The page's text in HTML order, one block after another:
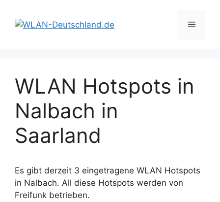
Inhalt
springen
Menü
WLAN Hotspots in
Nalbach in
Saarland
Es gibt derzeit 3 eingetragene WLAN Hotspots
in Nalbach. All diese Hotspots werden von
Freifunk betrieben.